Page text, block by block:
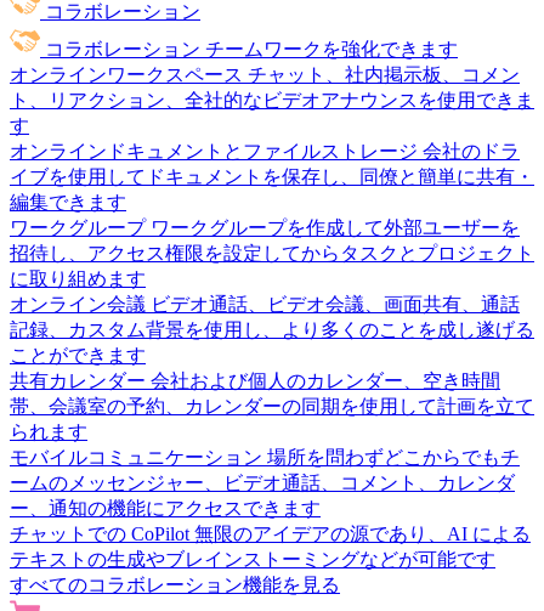
コラボレーション
コラボレーション チームワークを強化できます
オンラインワークスペース チャット、社内掲示板、コメン
ト、リアクション、全社的なビデオアナウンスを使用できま
す
オンラインドキュメントとファイルストレージ 会社のドラ
イブを使用してドキュメントを保存し、同僚と簡単に共有・
編集できます
ワークグループ ワークグループを作成して外部ユーザーを
招待し、アクセス権限を設定してからタスクとプロジェクト
に取り組めます
オンライン会議 ビデオ通話、ビデオ会議、画面共有、通話
記録、カスタム背景を使用し、より多くのことを成し遂げる
ことができます
共有カレンダー 会社および個人のカレンダー、空き時間
帯、会議室の予約、カレンダーの同期を使用して計画を立て
られます
モバイルコミュニケーション 場所を問わずどこからでもチ
ームのメッセンジャー、ビデオ通話、コメント、カレンダ
ー、通知の機能にアクセスできます
チャットでの CoPilot 無限のアイデアの源であり、AI による
テキストの生成やブレインストーミングなどが可能です
すべてのコラボレーション機能を見る